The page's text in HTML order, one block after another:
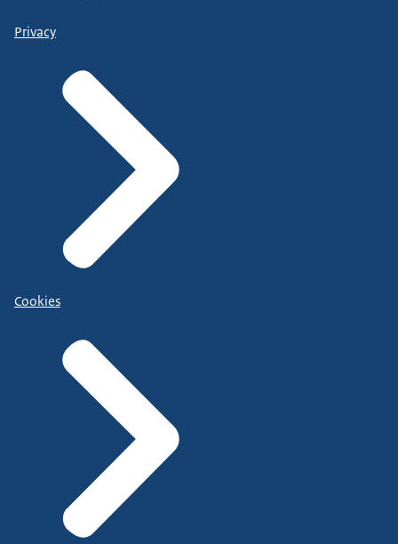
Privacy
Cookies